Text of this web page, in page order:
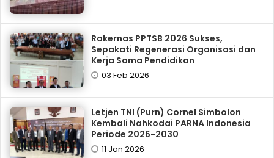
Rakernas PPTSB 2026 Sukses,
Sepakati Regenerasi Organisasi dan
Kerja Sama Pendidikan
03 Feb 2026
Letjen TNI (Purn) Cornel Simbolon
Kembali Nahkodai PARNA Indonesia
Periode 2026-2030
11 Jan 2026